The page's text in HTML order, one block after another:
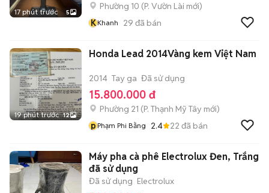
17 phút trước 5
Phường 10 (P. Vườn Lài mới)
KKhanh 29 đã bán
19 phút trước 12
Honda Lead 2014Vàng kem Việt Nam
2014 Tay ga Đã sử dụng
15.800.000 đ
Phường 21 (P. Thạnh Mỹ Tây mới)
pPhạm Phi Bằng 2.4 22 đã bán
Máy pha cà phê Electrolux Đen, Trắng
đã sử dụng
Đã sử dụng Electrolux